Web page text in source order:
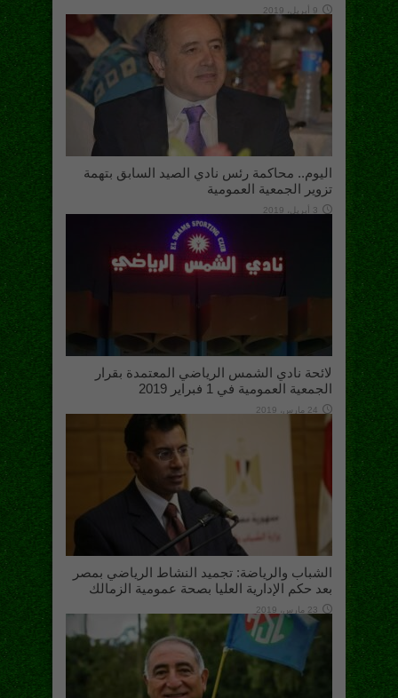
9 أبريل، 2019
اليوم.. محاكمة رئس نادي الصيد السابق بتهمة
تزوير الجمعية العمومية
3 أبريل، 2019
لائحة نادي الشمس الرياضي المعتمدة بقرار
الجمعية العمومية في 1 فبراير 2019
24 مارس، 2019
الشباب والرياضة: تجميد النشاط الرياضي بمصر
بعد حكم الإدارية العليا بصحة عمومية الزمالك
23 مارس، 2019